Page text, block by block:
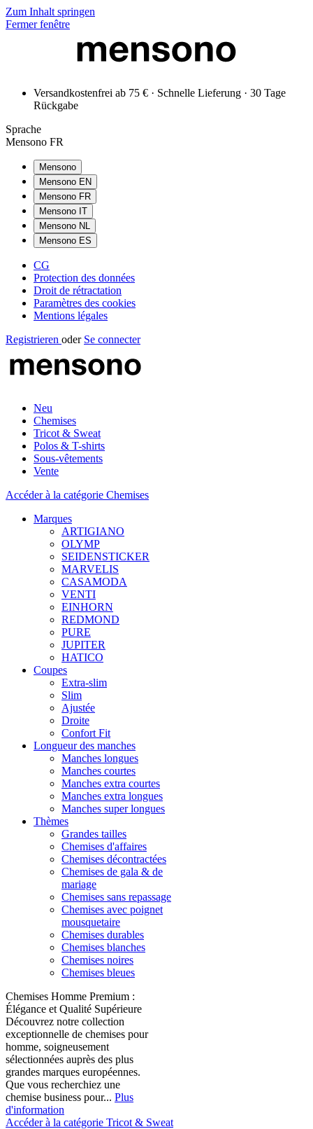
Zum Inhalt springen
Fermer fenêtre
Versandkostenfrei ab 75 € · Schnelle Lieferung · 30 Tage
Rückgabe
Sprache
Mensono FR
Mensono
Mensono EN
Mensono FR
Mensono IT
Mensono NL
Mensono ES
CG
Protection des données
Droit de rétractation
Paramètres des cookies
Mentions légales
Registrieren oder Se connecter
Neu
Chemises
Tricot & Sweat
Polos & T-shirts
Sous-vêtements
Vente
Accéder à la catégorie Chemises
Marques
ARTIGIANO
OLYMP
SEIDENSTICKER
MARVELIS
CASAMODA
VENTI
EINHORN
REDMOND
PURE
JUPITER
HATICO
Coupes
Extra-slim
Slim
Ajustée
Droite
Confort Fit
Longueur des manches
Manches longues
Manches courtes
Manches extra courtes
Manches extra longues
Manches super longues
Thèmes
Grandes tailles
Chemises d'affaires
Chemises décontractées
Chemises de gala & de
mariage
Chemises sans repassage
Chemises avec poignet
mousquetaire
Chemises durables
Chemises blanches
Chemises noires
Chemises bleues
Chemises Homme Premium :
Élégance et Qualité Supérieure
Découvrez notre collection
exceptionnelle de chemises pour
homme, soigneusement
sélectionnées auprès des plus
grandes marques européennes.
Que vous recherchiez une
chemise business pour... Plus
d'information
Accéder à la catégorie Tricot & Sweat